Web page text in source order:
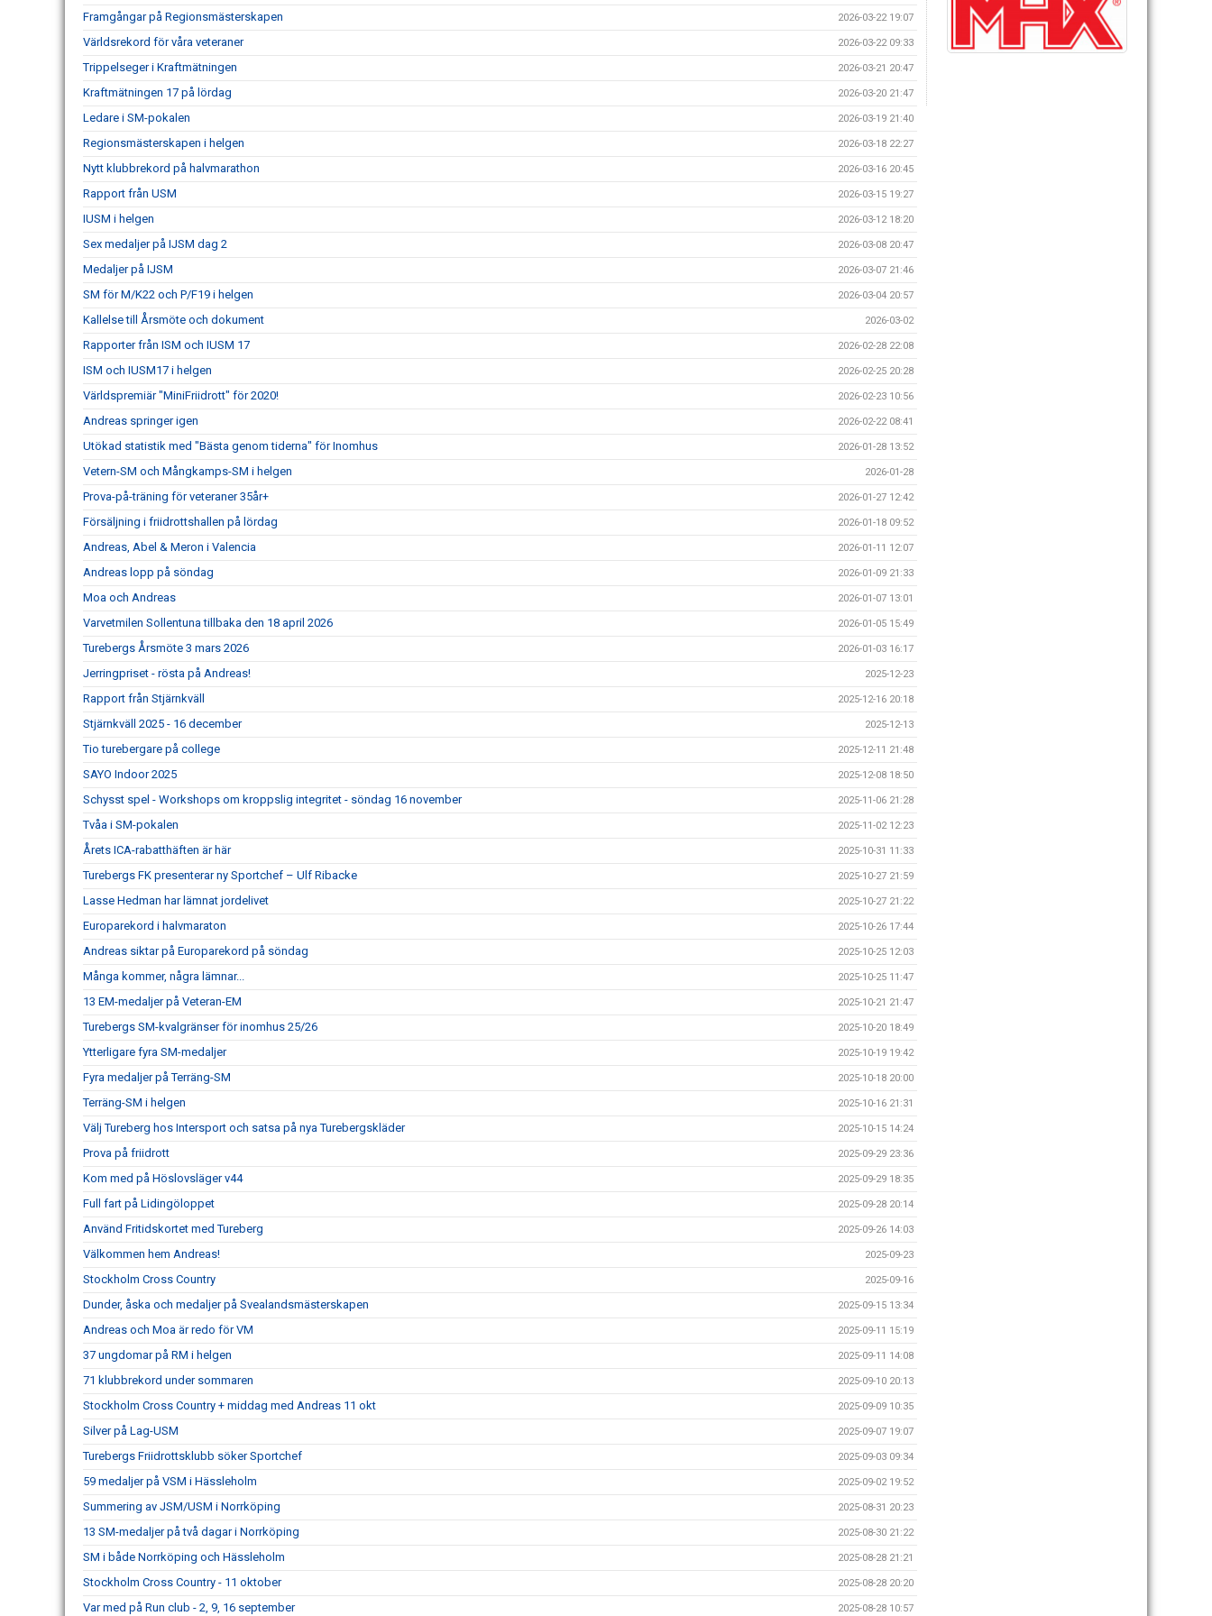
Framgångar på Regionsmästerskapen 2026-03-22 19:07
Världsrekord för våra veteraner 2026-03-22 09:33
Trippelseger i Kraftmätningen 2026-03-21 20:47
Kraftmätningen 17 på lördag 2026-03-20 21:47
Ledare i SM-pokalen 2026-03-19 21:40
Regionsmästerskapen i helgen 2026-03-18 22:27
Nytt klubbrekord på halvmarathon 2026-03-16 20:45
Rapport från USM 2026-03-15 19:27
IUSM i helgen 2026-03-12 18:20
Sex medaljer på IJSM dag 2 2026-03-08 20:47
Medaljer på IJSM 2026-03-07 21:46
SM för M/K22 och P/F19 i helgen 2026-03-04 20:57
Kallelse till Årsmöte och dokument 2026-03-02
Rapporter från ISM och IUSM 17 2026-02-28 22:08
ISM och IUSM17 i helgen 2026-02-25 20:28
Världspremiär "MiniFriidrott" för 2020! 2026-02-23 10:56
Andreas springer igen 2026-02-22 08:41
Utökad statistik med "Bästa genom tiderna" för Inomhus 2026-01-28 13:52
Vetern-SM och Mångkamps-SM i helgen 2026-01-28
Prova-på-träning för veteraner 35år+ 2026-01-27 12:42
Försäljning i friidrottshallen på lördag 2026-01-18 09:52
Andreas, Abel & Meron i Valencia 2026-01-11 12:07
Andreas lopp på söndag 2026-01-09 21:33
Moa och Andreas 2026-01-07 13:01
Varvetmilen Sollentuna tillbaka den 18 april 2026 2026-01-05 15:49
Turebergs Årsmöte 3 mars 2026 2026-01-03 16:17
Jerringpriset - rösta på Andreas! 2025-12-23
Rapport från Stjärnkväll 2025-12-16 20:18
Stjärnkväll 2025 - 16 december 2025-12-13
Tio turebergare på college 2025-12-11 21:48
SAYO Indoor 2025 2025-12-08 18:50
Schysst spel - Workshops om kroppslig integritet - söndag 16 november 2025-11-06 21:28
Tvåa i SM-pokalen 2025-11-02 12:23
Årets ICA-rabatthäften är här 2025-10-31 11:33
Turebergs FK presenterar ny Sportchef – Ulf Ribacke 2025-10-27 21:59
Lasse Hedman har lämnat jordelivet 2025-10-27 21:22
Europarekord i halvmaraton 2025-10-26 17:44
Andreas siktar på Europarekord på söndag 2025-10-25 12:03
Många kommer, några lämnar... 2025-10-25 11:47
13 EM-medaljer på Veteran-EM 2025-10-21 21:47
Turebergs SM-kvalgränser för inomhus 25/26 2025-10-20 18:49
Ytterligare fyra SM-medaljer 2025-10-19 19:42
Fyra medaljer på Terräng-SM 2025-10-18 20:00
Terräng-SM i helgen 2025-10-16 21:31
Välj Tureberg hos Intersport och satsa på nya Turebergskläder 2025-10-15 14:24
Prova på friidrott 2025-09-29 23:36
Kom med på Höslovsläger v44 2025-09-29 18:35
Full fart på Lidingöloppet 2025-09-28 20:14
Använd Fritidskortet med Tureberg 2025-09-26 14:03
Välkommen hem Andreas! 2025-09-23
Stockholm Cross Country 2025-09-16
Dunder, åska och medaljer på Svealandsmästerskapen 2025-09-15 13:34
Andreas och Moa är redo för VM 2025-09-11 15:19
37 ungdomar på RM i helgen 2025-09-11 14:08
71 klubbrekord under sommaren 2025-09-10 20:13
Stockholm Cross Country + middag med Andreas 11 okt 2025-09-09 10:35
Silver på Lag-USM 2025-09-07 19:07
Turebergs Friidrottsklubb söker Sportchef 2025-09-03 09:34
59 medaljer på VSM i Hässleholm 2025-09-02 19:52
Summering av JSM/USM i Norrköping 2025-08-31 20:23
13 SM-medaljer på två dagar i Norrköping 2025-08-30 21:22
SM i både Norrköping och Hässleholm 2025-08-28 21:21
Stockholm Cross Country - 11 oktober 2025-08-28 20:20
Var med på Run club - 2, 9, 16 september 2025-08-28 10:57